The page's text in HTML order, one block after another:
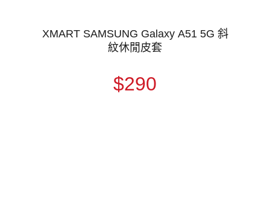
XMART SAMSUNG Galaxy A51 5G 斜
紋休閒皮套
$290